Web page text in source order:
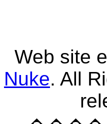
Web site
Nuke. All